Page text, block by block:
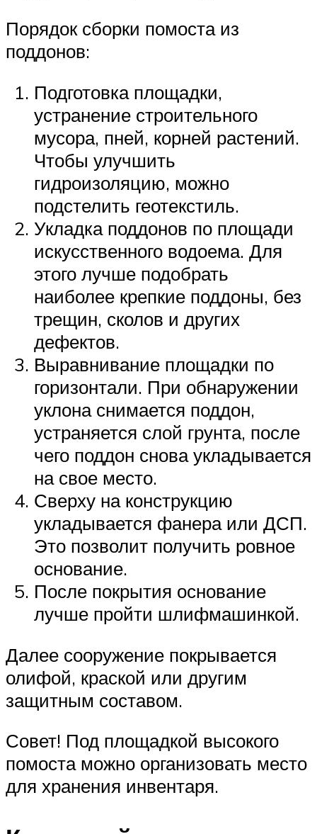
Порядок сборки помоста из
поддонов:
Подготовка площадки,
устранение строительного
мусора, пней, корней растений.
Чтобы улучшить
гидроизоляцию, можно
подстелить геотекстиль.
Укладка поддонов по площади
искусственного водоема. Для
этого лучше подобрать
наиболее крепкие поддоны, без
трещин, сколов и других
дефектов.
Выравнивание площадки по
горизонтали. При обнаружении
уклона снимается поддон,
устраняется слой грунта, после
чего поддон снова укладывается
на свое место.
Сверху на конструкцию
укладывается фанера или ДСП.
Это позволит получить ровное
основание.
После покрытия основание
лучше пройти шлифмашинкой.
Далее сооружение покрывается
олифой, краской или другим
защитным составом.
Совет! Под площадкой высокого
помоста можно организовать место
для хранения инвентаря.